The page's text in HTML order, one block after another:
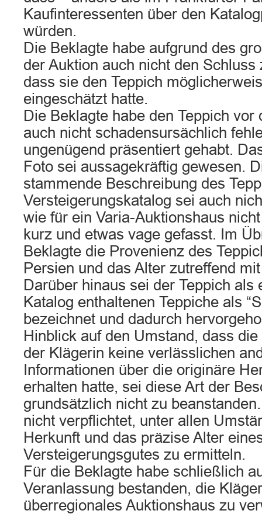
Kaufinteressenten über den
würden.
Die Beklagte habe aufgrund des
der Auktion auch nicht den Schluss
dass sie den Teppich
eingeschätzt hatte.
Die Beklagte habe den Teppich vor
auch nicht schadensursächlich
ungenügend präsentiert gehabt.
Foto sei aussagekräftig gewesen.
stammende Beschreibung des
Versteigerungskatalog sei auch
wie für ein Varia-Auktionshaus
kurz und etwas vage gefasst. Im
Beklagte die Provenienz des
Persien und das Alter zutreffend
Darüber hinaus sei der Teppich als
Katalog enthaltenen Teppiche als
bezeichnet und dadurch
Hinblick auf den Umstand, dass
der Klägerin keine verlässlichen
Informationen über die originäre
erhalten hatte, sei diese Art der
grundsätzlich nicht zu
nicht verpflichtet, unter allen
Herkunft und das präzise Alter
Versteigerungsgutes zu ermitteln.
Für die Beklagte habe schließlich
Veranlassung bestanden, die
überregionales Auktionshaus zu